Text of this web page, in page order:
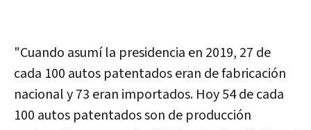
"Cuando asumí la presidencia en 2019, 27 de
cada 100 autos patentados eran de fabricación
nacional y 73 eran importados. Hoy 54 de cada
100 autos patentados son de producción